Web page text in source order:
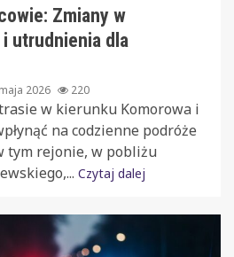
Zmiany w
utrudnienia dla
2026 220
w kierunku Komorowa i
na codzienne podróże
tym rejonie, w pobliżu
Czytaj dalej